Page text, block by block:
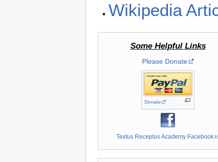
Wikipedia
Some Helpful Links
Please Donate
Donate
Textus Receptus Academy Facebook